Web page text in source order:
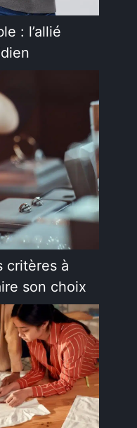
: l’allié
critères à
son choix